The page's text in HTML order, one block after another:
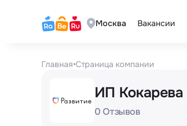
Москва Вакансии
Главная•Страница компании
ИП
0 Отзывов